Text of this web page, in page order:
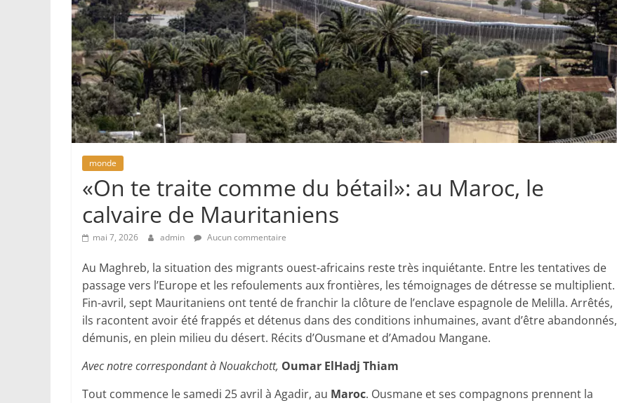
monde
«On te traite comme du bétail»: au Maroc, le
calvaire de Mauritaniens
mai 7, 2026 admin Aucun commentaire
Au Maghreb, la situation des migrants ouest-africains reste très inquiétante. Entre les tentatives de
passage vers l’Europe et les refoulements aux frontières, les témoignages de détresse se multiplient.
Fin-avril, sept Mauritaniens ont tenté de franchir la clôture de l’enclave espagnole de Melilla. Arrêtés,
ils racontent avoir été frappés et détenus dans des conditions inhumaines, avant d’être abandonnés,
démunis, en plein milieu du désert. Récits d’Ousmane et d’Amadou Mangane.
Avec notre correspondant à Nouakchott, Oumar ElHadj Thiam
Tout commence le samedi 25 avril à Agadir, au Maroc. Ousmane et ses compagnons prennent la